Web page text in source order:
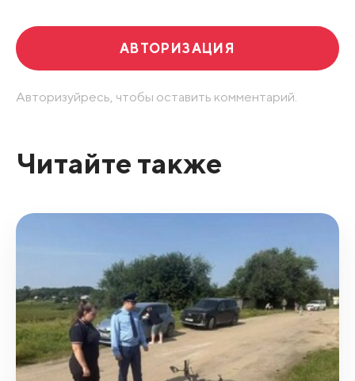
АВТОРИЗАЦИЯ
Авторизуйресь, чтобы оставить комментарий.
Читайте также